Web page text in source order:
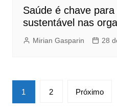
Saúde é chave
sustentável nas
Mirian Gasparin 28
Navegação
por
1 2 Próximo